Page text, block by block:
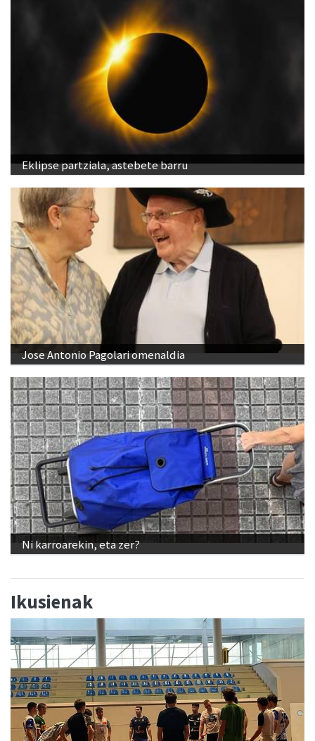
Eklipse partziala, astebete barru
Jose Antonio Pagolari omenaldia
Ni karroarekin, eta zer?
Ikusienak